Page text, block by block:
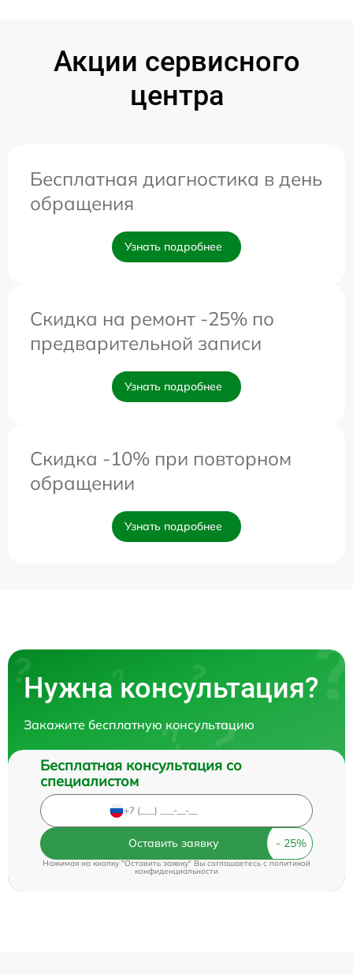
Акции сервисного
центра
Бесплатная диагностика в день
обращения
Узнать подробнее
Скидка на ремонт -25% по
предварительной записи
Узнать подробнее
Скидка -10% при повторном
обращении
Узнать подробнее
Нужна консультация?
Закажите бесплатную консультацию
Бесплатная консультация со
специалистом
Оставить заявку
Нажимая на кнопку "Оставить заявку" Вы соглашаетесь cполитикой
конфиденциальности